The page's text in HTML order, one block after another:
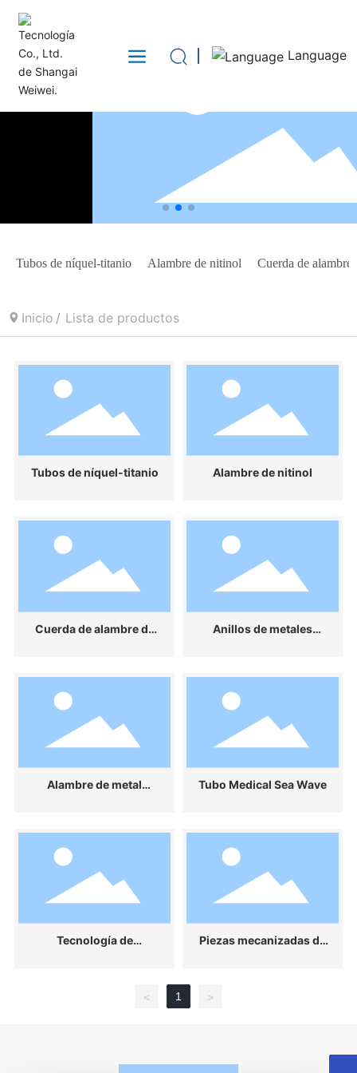
Language
Tubos de níquel-titanio Alambre de nitinol Cuerda de alambre
Inicio Lista de productos
Tubos de níquel-titanio Alambre de nitinol
Cuerda de alambre de
Anillos de metales
Alambre de metal
Tubo Medical Sea Wave
Tecnología de
Piezas mecanizadas de
< 1 >